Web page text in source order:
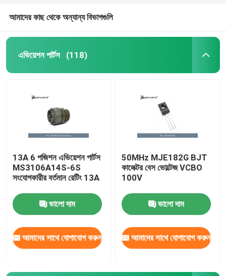
আমাদের কাছ থেকে অন্যান্য বিভাগগুলি
এভিয়েশন পার্টস (118)
13A 6 পজিশন এভিয়েশন পার্টস
MS3106A14S-6S
সংযোগকারীর বর্তমান রেটিং 13A
ভালো দাম
আমাদের সাথে যোগাযোগ করুন
50MHz MJE182G BJT
কালেক্টর বেস ভোল্টেজ VCBO
100V
ভালো দাম
আমাদের সাথে যোগাযোগ করুন